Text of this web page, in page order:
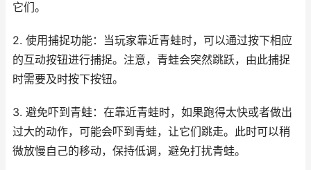
它们。
2. 使用捕捉功能：当玩家靠近青蛙时，可以通过按下相应
的互动按钮进行捕捉。注意，青蛙会突然跳跃，由此捕捉
时需要及时按下按钮。
3. 避免吓到青蛙：在靠近青蛙时，如果跑得太快或者做出
过大的动作，可能会吓到青蛙，让它们跳走。此时可以稍
微放慢自己的移动，保持低调，避免打扰青蛙。